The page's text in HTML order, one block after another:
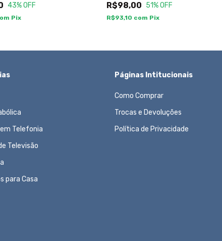
43% OFF
Pix
R$98,00 51% OFF
R$93,10 com Pix
Telefonia
Televisão
para Casa
Páginas Intitucionais
Como Comprar
Trocas e Devoluções
Política de Privacidade